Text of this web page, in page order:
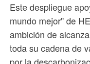
Este despliegue
mundo mejor" de
ambición de
toda su cadena de